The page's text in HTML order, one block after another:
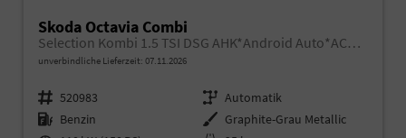
Skoda Octavia Combi
Selection Kombi 1.5 TSI DSG AHK*Android Auto*ACC*SHZ*E-Heck*Keyless*Kamera*2Z Klimaauto
unverbindliche Lieferzeit: 07.11.2026
Fahrzeugnr. 520983 Getriebe Automatik
Kraftstoff Benzin Außenfarbe Graphite-Grau Metallic